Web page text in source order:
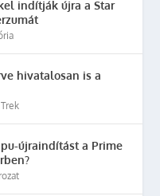
indítják újra a Star
hivatalosan is a
újraindítást a Prime